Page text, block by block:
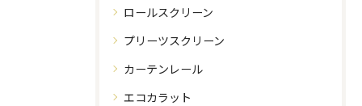
ロールスクリーン
プリーツスクリーン
カーテンレール
エコカラット